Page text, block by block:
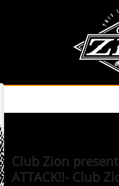
Club Zion
ATTACK!!- Club